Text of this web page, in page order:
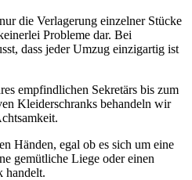
die Verlagerung einzelner Stücke
Probleme dar. Bei
dass jeder Umzug einzigartig ist
empfindlichen Sekretärs bis zum
Kleiderschranks behandeln wir
Händen, egal ob es sich um eine
gemütliche Liege oder einen
handelt.